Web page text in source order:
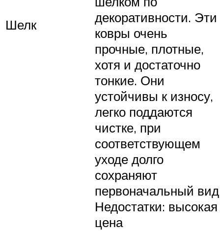
Шелк
декоративности. Эти
ковры очень
прочные, плотные,
хотя и достаточно
тонкие. Они
устойчивы к износу,
легко поддаются
чистке, при
соответствующем
уходе долго
сохраняют
первоначальный
Недостатки: высокая
цена